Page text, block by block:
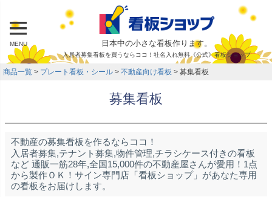
MENU 日本中の小さな看板作ります。
入居者募集看板を買うならココ！社名入れ無料《公式》看板ショップ
商品一覧 プレート看板・シール 不動産向け看板 募集看板
募集看板
不動産の募集看板を作るならココ！
入居者募集,テナント募集,物件管理,チラシケース付きの看板
など 通販一筋28年,全国15,000件の不動産屋さんが愛用！1点
から製作ＯＫ！サイン専門店「看板ショップ」があなた専用
の看板をお届けします。